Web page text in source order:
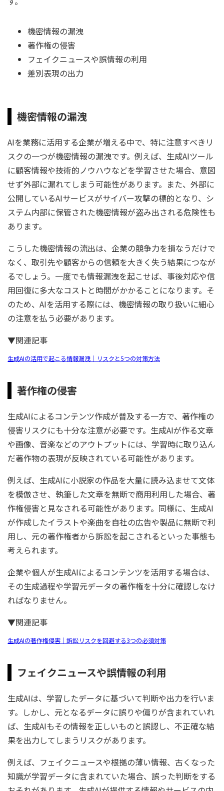
機密情報の漏洩
著作権の侵害
フェイクニュースや誤情報の利用
差別表現の出力
機密情報の漏洩
AIを業務に活用する企業が増える中で、特に注意すべきリ
スクの一つが機密情報の漏洩です。例えば、生成AIツール
に顧客情報や技術的ノウハウなどを学習させた場合、意図
せず外部に漏れてしまう可能性があります。また、外部に
公開しているAIサービスがサイバー攻撃の標的となり、シ
ステム内部に保管された機密情報が盗み出される危険性も
あります。
こうした機密情報の流出は、企業の競争力を損なうだけで
なく、取引先や顧客からの信頼を大きく失う結果につなが
るでしょう。一度でも情報漏洩を起こせば、事後対応や信
用回復に多大なコストと時間がかかることになります。そ
のため、AIを活用する際には、機密情報の取り扱いに細心
の注意を払う必要があります。
▼関連記事
生成AIの活用で起こる情報漏洩｜リスクと5つの対策方法
著作権の侵害
生成AIによるコンテンツ作成が普及する一方で、著作権の
侵害リスクにも十分な注意が必要です。生成AIが作る文章
や画像、音楽などのアウトプットには、学習時に取り込ん
だ著作物の表現が反映されている可能性があります。
例えば、生成AIに小説家の作品を大量に読み込ませて文体
を模倣させ、執筆した文章を無断で商用利用した場合、著
作権侵害と見なされる可能性があります。同様に、生成AI
が作成したイラストや楽曲を自社の広告や製品に無断で利
用し、元の著作権者から訴訟を起こされるといった事態も
考えられます。
企業や個人が生成AIによるコンテンツを活用する場合は、
その生成過程や学習元データの著作権を十分に確認しなけ
ればなりません。
▼関連記事
生成AIの著作権侵害｜訴訟リスクを回避する3つの必須対策
フェイクニュースや誤情報の利用
生成AIは、学習したデータに基づいて判断や出力を行いま
す。しかし、元となるデータに誤りや偏りが含まれていれ
ば、生成AIもその情報を正しいものと誤認し、不正確な結
果を出力してしまうリスクがあります。
例えば、フェイクニュースや根拠の薄い情報、古くなった
知識が学習データに含まれていた場合、誤った判断をする